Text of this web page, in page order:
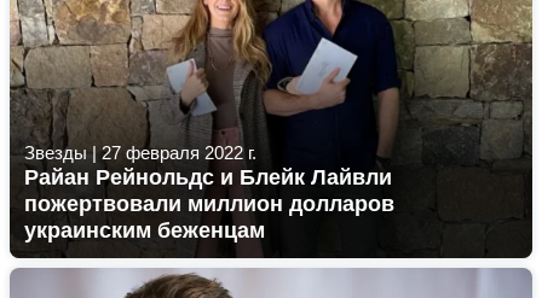
Звезды |27 февраля 2022 г.
Райан Рейнольдс и Блейк Лайвли
пожертвовали миллион долларов
украинским беженцам